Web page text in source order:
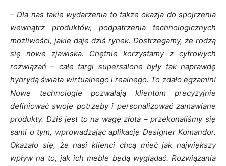
–Dla nas takie wydarzenia to także okazja do spojrzenia
wewnątrz produktów, podpatrzenia technologicznych
możliwości, jakie daje dziś rynek. Dostrzegamy, że rodzą
się nowe zjawiska. Chętnie korzystamy z cyfrowych
rozwiązań – całe targi supersalone były tak naprawdę
hybrydą świata wirtualnego i realnego. To zdało egzamin!
Nowe technologie pozwalają klientom precyzyjnie
definiować swoje potrzeby i personalizować zamawiane
produkty. Dziś jest to na wagę złota – przekonaliśmy się
sami o tym, wprowadzając aplikację Designer Komandor.
Okazało się, że nasi klienci chcą mieć jak największy
wpływ na to, jak ich meble będą wyglądać. Rozwiązania